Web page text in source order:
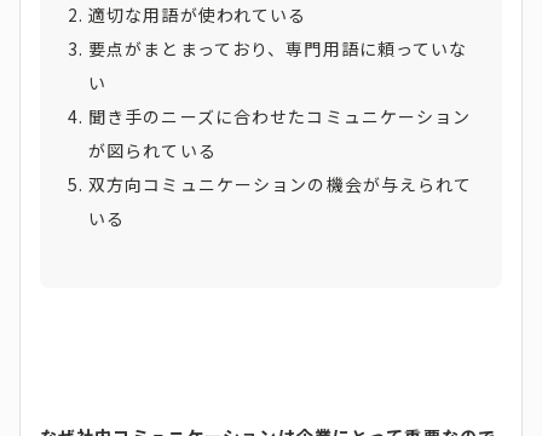
適切な用語が使われている
要点がまとまっており、専門用語に頼っていな
い
聞き手のニーズに合わせたコミュニケーション
が図られている
双方向コミュニケーションの機会が与えられて
いる